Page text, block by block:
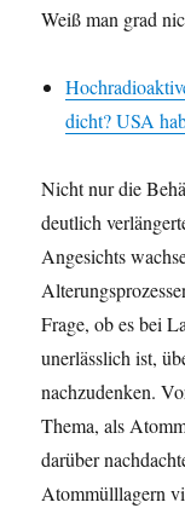
Weiß man grad
dicht? USA
Nicht nur die
deutlich
Angesichts
Frage, ob es bei
unerlässlich ist,
nachzudenken.
Thema, als
darüber
Atommülllagern